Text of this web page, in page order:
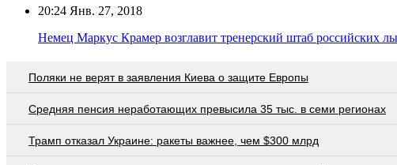
20:24 Янв. 27, 2018
Немец Маркус Крамер возглавит тренерский штаб российских
Поляки не верят в заявления Киева о защите Европы
Средняя пенсия неработающих превысила 35 тыс. в семи регионах
Трамп отказал Украине: ракеты важнее, чем $300 млрд